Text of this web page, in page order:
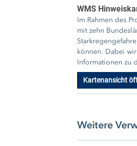
WMS
Im Rahmen des
mit zehn
können. Dabei
Informationen zu
Kartenansicht
Weitere